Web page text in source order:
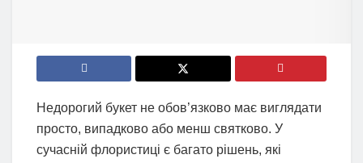
Недорогий букет не обов’язково має виглядати
просто, випадково або менш святково. У
сучасній флористиці є багато рішень, які